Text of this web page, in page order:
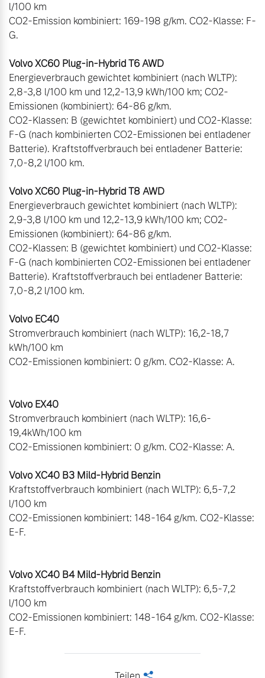
l/100 km
CO2-Emission kombiniert: 169-198 g/km. CO2-Klasse: F-
G.
Volvo XC60 Plug-in-Hybrid T6 AWD
Energieverbrauch gewichtet kombiniert (nach WLTP):
2,8-3,8 l/100 km und 12,2-13,9 kWh/100 km; CO2-
Emissionen (kombiniert): 64-86 g/km.
CO2-Klassen: B (gewichtet kombiniert) und CO2-Klasse:
F-G (nach kombinierten CO2-Emissionen bei entladener
Batterie). Kraftstoffverbrauch bei entladener Batterie:
7,0-8,2 l/100 km.
Volvo XC60 Plug-in-Hybrid T8 AWD
Energieverbrauch gewichtet kombiniert (nach WLTP):
2,9-3,8 l/100 km und 12,2-13,9 kWh/100 km; CO2-
Emissionen (kombiniert): 64-86 g/km.
CO2-Klassen: B (gewichtet kombiniert) und CO2-Klasse:
F-G (nach kombinierten CO2-Emissionen bei entladener
Batterie). Kraftstoffverbrauch bei entladener Batterie:
7,0-8,2 l/100 km.
Volvo EC40
Stromverbrauch kombiniert (nach WLTP): 16,2-18,7
kWh/100 km
CO2-Emissionen kombiniert: 0 g/km. CO2-Klasse: A.
Volvo EX40
Stromverbrauch kombiniert (nach WLTP): 16,6-
19,4kWh/100 km
CO2-Emissionen kombiniert: 0 g/km. CO2-Klasse: A.
Volvo XC40 B3 Mild-Hybrid Benzin
Kraftstoffverbrauch kombiniert (nach WLTP): 6,5-7,2
l/100 km
CO2-Emissionen kombiniert: 148-164 g/km. CO2-Klasse:
E-F.
Volvo XC40 B4 Mild-Hybrid Benzin
Kraftstoffverbrauch kombiniert (nach WLTP): 6,5-7,2
l/100 km
CO2-Emissionen kombiniert: 148-164 g/km. CO2-Klasse:
E-F.